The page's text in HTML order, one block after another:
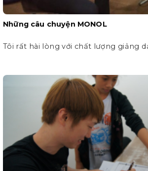
Những câu chuyện MONOL
Tôi rất hài lòng với chất lượng giảng